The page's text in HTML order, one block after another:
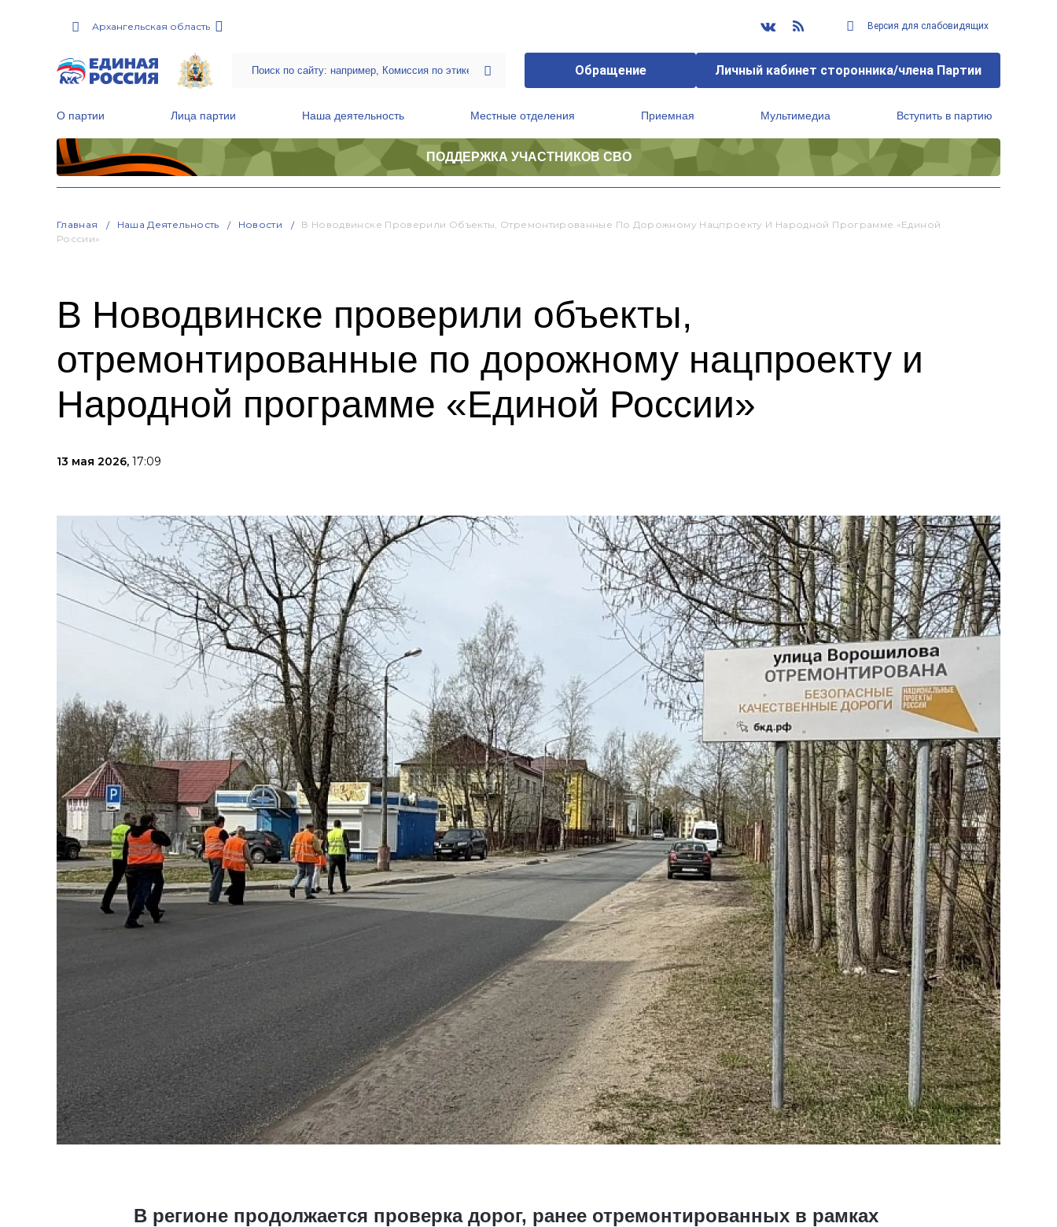
Архангельская область Версия для слабовидящих
Обращение Личный кабинет сторонника/члена Партии
О партии Лица партии Наша деятельность Местные отделения Приемная Мультимедиа Вступить в партию
ПОДДЕРЖКА УЧАСТНИКОВ СВО
Главная Наша Деятельность Новости
В Новодвинске Проверили Объекты, Отремонтированные По Дорожному Нацпроекту И Народной Программе «Единой
России»
В Новодвинске проверили объекты,
отремонтированные по дорожному нацпроекту и
Народной программе «Единой России»
13 мая 2026, 17:09
В регионе продолжается проверка дорог, ранее отремонтированных в рамках